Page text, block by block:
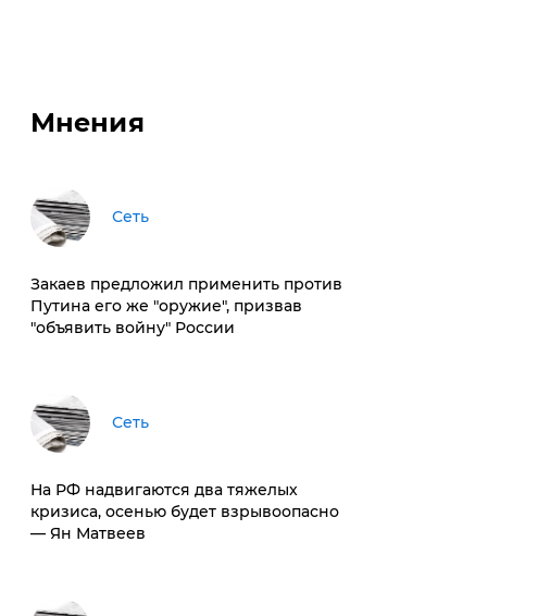
Мнения
Сеть
Закаев предложил применить против
Путина его же "оружие", призвав
"объявить войну" России
Сеть
На РФ надвигаются два тяжелых
кризиса, осенью будет взрывоопасно
— Ян Матвеев